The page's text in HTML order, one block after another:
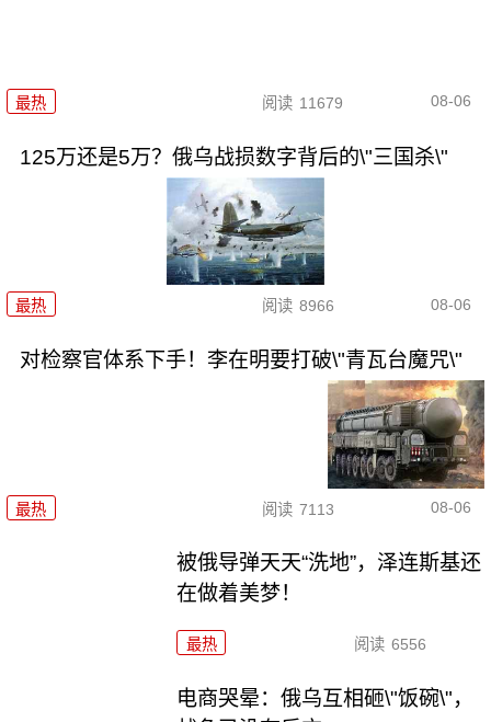
最热 阅读 11679 08-06
125万还是5万？俄乌战损数字背后的\"三国杀\"
最热 阅读 8966 08-06
对检察官体系下手！李在明要打破\"青瓦台魔咒\"
最热 阅读 7113 08-06
被俄导弹天天“洗地”，泽连斯基还
在做着美梦！
最热 阅读 6556
电商哭晕：俄乌互相砸\"饭碗\"，